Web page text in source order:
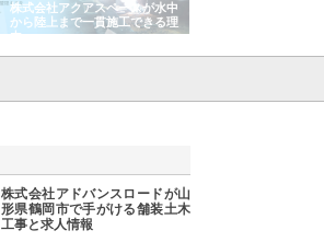
株式会社地盤調査事務所が選ば
れ続ける理由と建設コンサルの
強み
株式会社アドバンスロードが山
形県鶴岡市で手がける舗装土木
工事と求人情報